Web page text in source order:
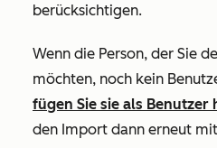
berücksichtigen.
Wenn die Person, der Sie
möchten, noch kein
fügen Sie sie als Benutzer
den Import dann erneut